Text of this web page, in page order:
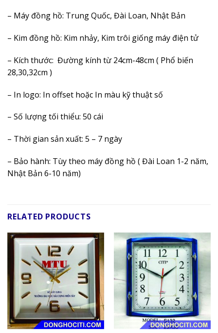
– Máy đồng hồ: Trung Quốc, Đài Loan, Nhật Bản
– Kim đồng hồ: Kim nhảy, Kim trôi giống máy điện tử
– Kích thước: Đường kính từ 24cm-48cm ( Phổ biến
28,30,32cm )
– In logo: In offset hoặc In màu kỹ thuật số
– Số lượng tối thiểu: 50 cái
– Thời gian sản xuất: 5 – 7 ngày
– Bảo hành: Tùy theo máy đồng hồ ( Đài Loan 1-2 năm,
Nhật Bản 6-10 năm)
RELATED PRODUCTS